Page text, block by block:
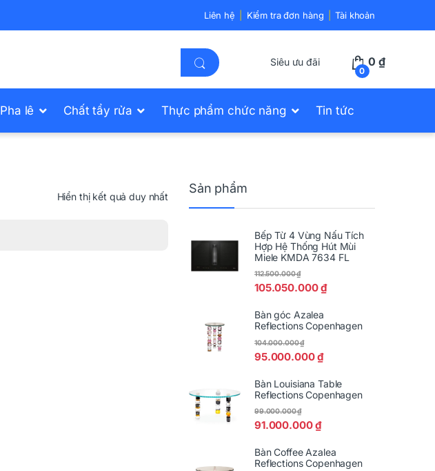
Liên hệ Kiểm tra đơn hàng Tài khoản
Siêu ưu đãi
0
0₫
Pha lê Chất tẩy rửa Thực phẩm chức năng Tin tức
Hiển thị kết quả duy nhất
Sản phẩm
Bếp Từ 4 Vùng Nấu Tích
Hợp Hệ Thống Hút Mùi
Miele KMDA 7634 FL
105.050.000₫
112.500.000₫
Bàn góc Azalea
Reflections Copenhagen
95.000.000₫
104.000.000₫
Bàn Louisiana Table
Reflections Copenhagen
91.000.000₫
99.000.000₫
Bàn Coffee Azalea
Reflections Copenhagen